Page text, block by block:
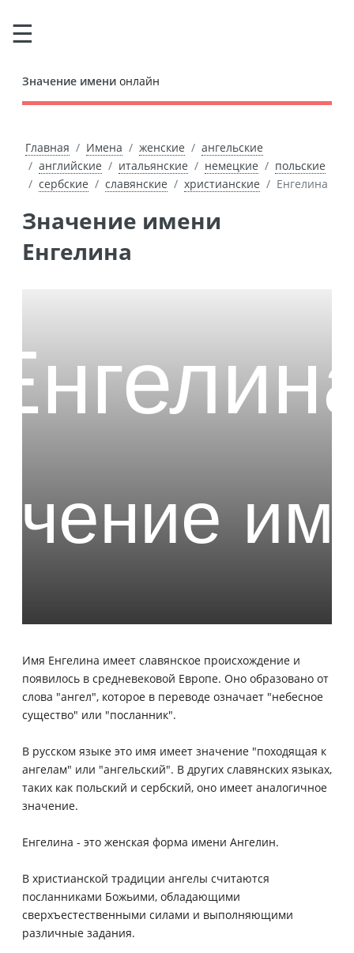
Значение имени онлайн
Главная Имена женские
ангельские
английские
итальянские немецкие
польские
сербские
славянские христианские Енгелина
Значение имени
Енгелина
Имя Енгелина имеет славянское происхождение и
появилось в средневековой Европе. Оно образовано от
слова "ангел", которое в переводе означает "небесное
существо" или "посланник".
В русском языке это имя имеет значение "походящая к
ангелам" или "ангельский". В других славянских языках,
таких как польский и сербский, оно имеет аналогичное
значение.
Енгелина - это женская форма имени Ангелин.
В христианской традиции ангелы считаются
посланниками Божьими, обладающими
сверхъестественными силами и выполняющими
различные задания.